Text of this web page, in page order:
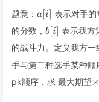
题意： a[i]
a i 表示对手的
的分数， b[i]
b[ i 表示我方
的战斗力。定义我方
手与第二种选手某种
pk顺序，求 最大期望×